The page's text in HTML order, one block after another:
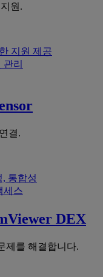
원.
지원 제공
리
결.
, 통합성
세스
DEX
제를 해결합니다.